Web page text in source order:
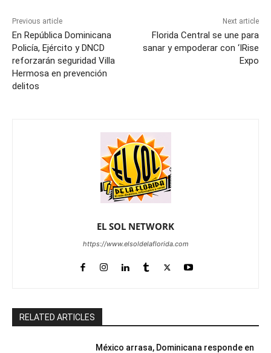
Previous article
En República Dominicana
Policía, Ejército y DNCD
reforzarán seguridad Villa
Hermosa en prevención
delitos
Next article
Florida Central se une para
sanar y empoderar con ‘IRise
Expo
EL SOL NETWORK
https://www.elsoldelaflorida.com
RELATED ARTICLES
México arrasa, Dominicana responde en